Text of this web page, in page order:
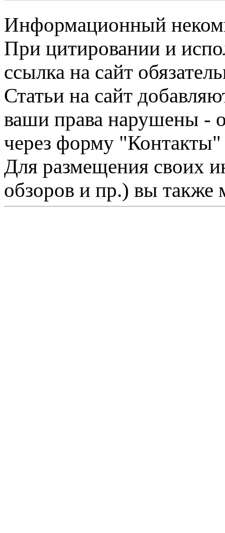
Информационный
При цитировании и
ссылка на сайт
Статьи на сайт
ваши права нарушены -
через форму "Контакты"
Для размещения своих
обзоров и пр.) вы также